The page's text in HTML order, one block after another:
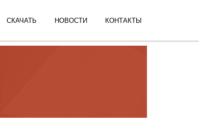
СКАЧАТЬ НОВОСТИ КОНТАКТЫ